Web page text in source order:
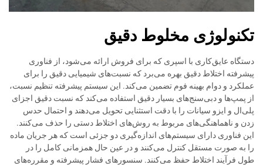
تکنولوژی مخلوط دقیق
دستگاه عایق‌کاری با اسپری که برای فروش ارائه می‌شود، از فناوری
پیشرفته اختلاط دقیق بهره می‌برد که نسبت‌های شیمیایی دقیق را برای
عملکرد و دوام بهینه فوم تضمین می‌کند. این سیستم پیشرفته تنظیم نسبت،
از پمپ‌ها و دبی‌سنج‌های بسیار دقیق استفاده می‌کند که نسبت دقیق اجزای
پلی‌ال و ایزو سیانات را با دقت استثنایی تحویل می‌دهند و احتمال حدس
زدن و ناهماهنگی‌های مربوط به روش‌های اختلاط دستی را حذف می‌کنند.
این فناوری دارای سیستم‌های اندازه‌گیری دو جزئی است که هر جریان ماده
را به صورت مستقل کنترل می‌کنند و در عین حال همزمانی کامل را در
طول فرآیند اختلاط حفظ می‌کنند. سنسورهای فشار پیشرفته و مقرره‌های